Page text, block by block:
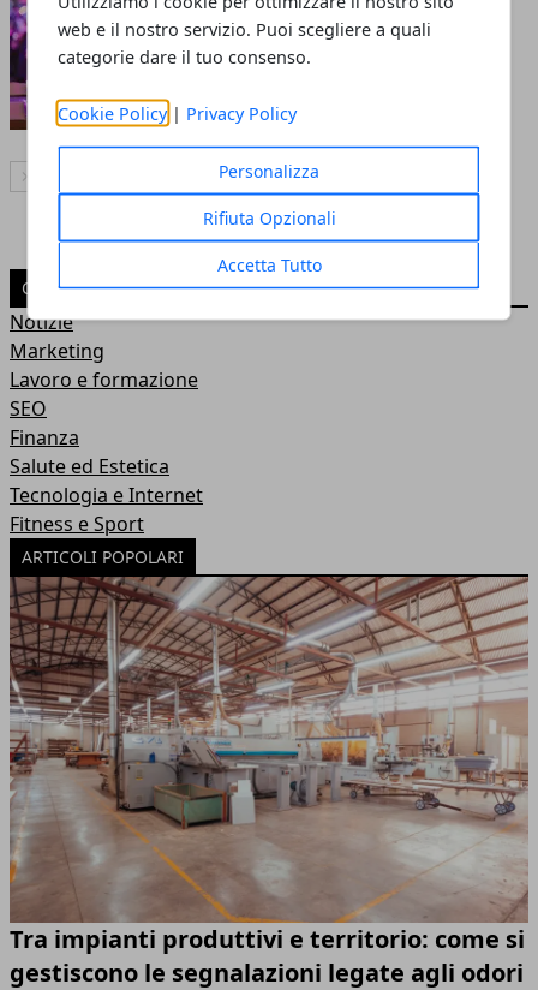
web e il nostro servizio. Puoi scegliere a quali
categorie dare il tuo consenso.
Cookie Policy | Privacy Policy
Personalizza
Rifiuta Opzionali
Accetta Tutto
tensostruttura per il tuo
evento
22 feb 2025
Articolo Successivo
CATEGORIE
Notizie
Marketing
Lavoro e formazione
SEO
Finanza
Salute ed Estetica
Tecnologia e Internet
Fitness e Sport
ARTICOLI POPOLARI
Tra impianti produttivi e territorio: come si
gestiscono le segnalazioni legate agli odori